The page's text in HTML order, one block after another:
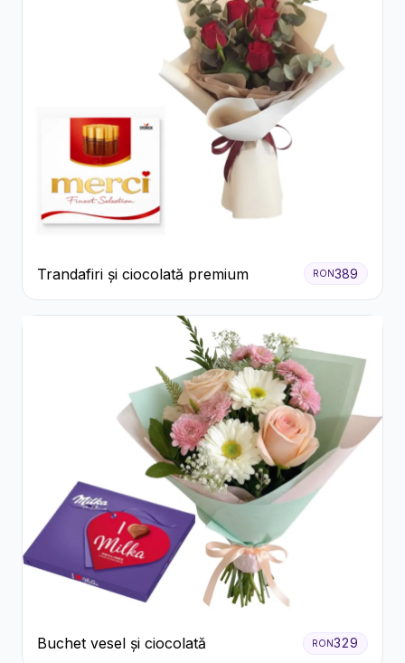
Trandafiri și ciocolată premium RON389
Buchet vesel și ciocolată RON329